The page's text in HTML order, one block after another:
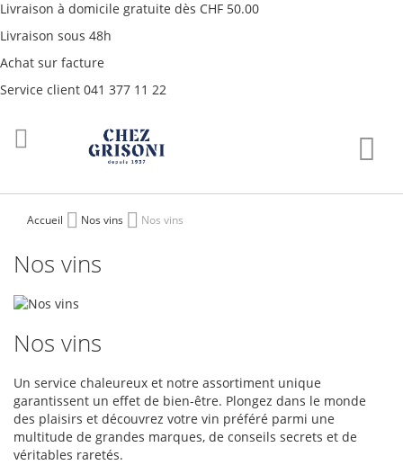
Livraison à domicile gratuite dès CHF 50.00
Livraison sous 48h
Achat sur facture
Service client 041 377 11 22
Accueil Nos vins Nos vins
Nos vins
Nos vins
Un service chaleureux et notre assortiment unique
garantissent un effet de bien-être. Plongez dans le monde
des plaisirs et découvrez votre vin préféré parmi une
multitude de grandes marques, de conseils secrets et de
véritables raretés.